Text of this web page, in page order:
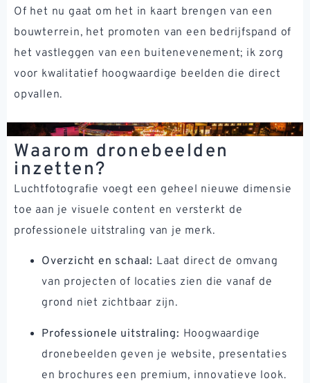
Of het nu gaat om het in kaart brengen van een
bouwterrein, het promoten van een bedrijfspand of
het vastleggen van een buitenevenement; ik zorg
voor kwalitatief hoogwaardige beelden die direct
opvallen.
Waarom dronebeelden
inzetten?
Luchtfotografie voegt een geheel nieuwe dimensie
toe aan je visuele content en versterkt de
professionele uitstraling van je merk.
Overzicht en schaal: Laat direct de omvang
van projecten of locaties zien die vanaf de
grond niet zichtbaar zijn.
Professionele uitstraling: Hoogwaardige
dronebeelden geven je website, presentaties
en brochures een premium, innovatieve look.